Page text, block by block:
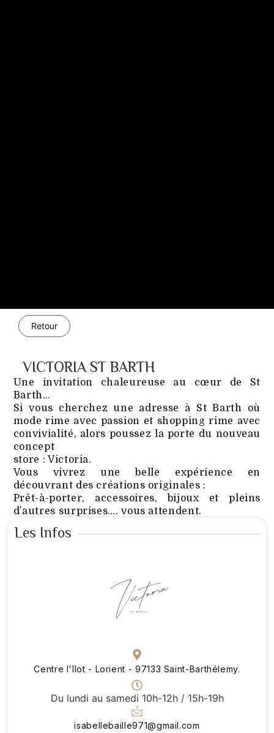
Retour
VICTORIA ST BARTH
Une invitation chaleureuse au cœur de St
Barth…
Si vous cherchez une adresse à St Barth où
mode rime avec passion et shopping rime avec
convivialité, alors poussez la porte du nouveau
concept
store : Victoria.
Vous vivrez une belle expérience en
découvrant des créations originales :
Prêt-à-porter, accessoires, bijoux et pleins
d’autres surprises…. vous attendent.
Les Infos
Centre l'îlot - Lorient - 97133 Saint-Barthélemy.
Du lundi au samedi 10h-12h / 15h-19h
isabellebaille971@gmail.com